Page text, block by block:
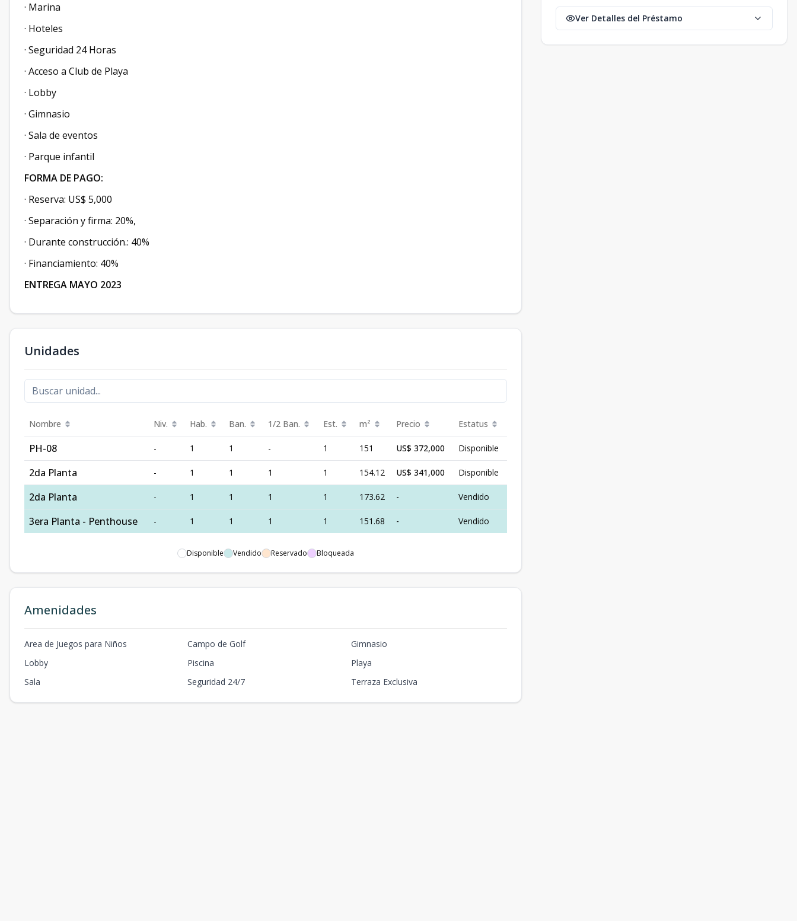
· Marina
· Hoteles
· Seguridad 24 Horas
· Acceso a Club de Playa
· Lobby
· Gimnasio
· Sala de eventos
· Parque infantil
FORMA DE PAGO:
· Reserva: US$ 5,000
· Separación y firma: 20%,
· Durante construcción.: 40%
· Financiamiento: 40%
ENTREGA MAYO 2023
Unidades
Nombre Niv. Hab. Ban. 1/2 Ban. Est. m² Precio Estatus
PH-08 - 1 1 - 1 151 US$ 372,000 Disponible
2da Planta - 1 1 1 1 154.12 US$ 341,000 Disponible
2da Planta - 1 1 1 1 173.62 - Vendido
3era Planta - Penthouse - 1 1 1 1 151.68 - Vendido
Disponible Vendido Reservado Bloqueada
Amenidades
Area de Juegos para Niños Campo de Golf
Gimnasio
Lobby
Piscina
Playa
Sala
Seguridad 24/7 Terraza Exclusiva
Ver Detalles del Préstamo